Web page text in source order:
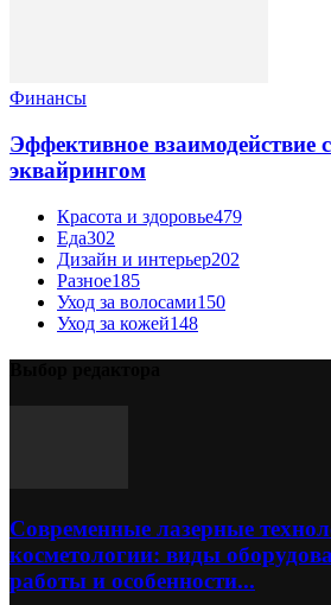
Финансы
Эффективное взаимодействие
эквайрингом
Красота и здоровье479
Еда302
Дизайн и интерьер202
Разное185
Уход за волосами150
Уход за кожей148
Современные лазерные
косметологии: виды
работы и особенности...